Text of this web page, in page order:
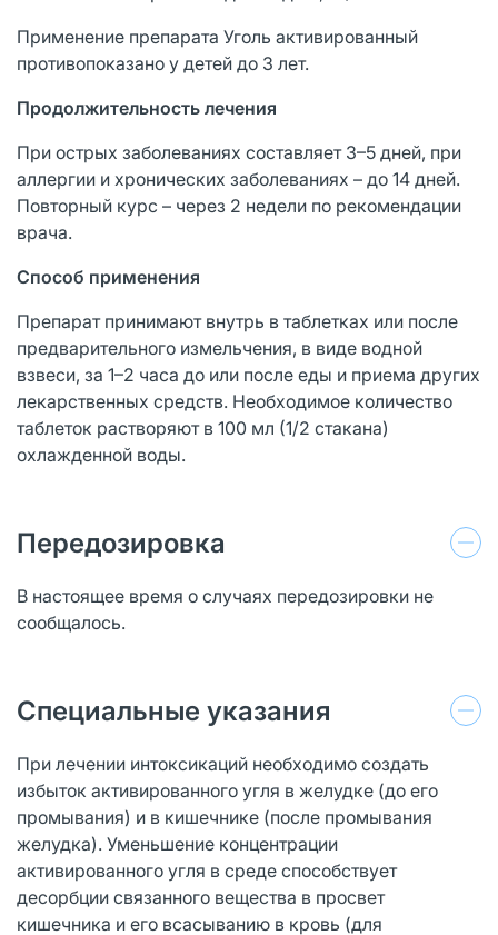
Применение препарата Уголь активированный
противопоказано у детей до 3 лет.
Продолжительность лечения
При острых заболеваниях составляет 3–5 дней, при
аллергии и хронических заболеваниях – до 14 дней.
Повторный курс – через 2 недели по рекомендации
врача.
Способ применения
Препарат принимают внутрь в таблетках или после
предварительного измельчения, в виде водной
взвеси, за 1–2 часа до или после еды и приема других
лекарственных средств. Необходимое количество
таблеток растворяют в 100 мл (1/2 стакана)
охлажденной воды.
Передозировка
В настоящее время о случаях передозировки не
сообщалось.
Специальные указания
При лечении интоксикаций необходимо создать
избыток активированного угля в желудке (до его
промывания) и в кишечнике (после промывания
желудка). Уменьшение концентрации
активированного угля в среде способствует
десорбции связанного вещества в просвет
кишечника и его всасыванию в кровь (для